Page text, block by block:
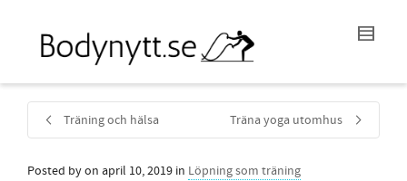
Träning och hälsa Träna yoga utomhus
Posted byon april 10, 2019 in Löpning som träning